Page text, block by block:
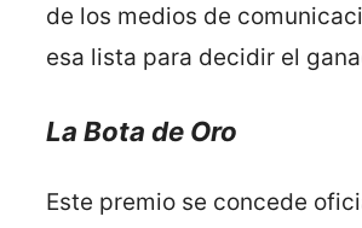
de los medios de
esa lista para decidir el
La Bota de Oro
Este premio se concede